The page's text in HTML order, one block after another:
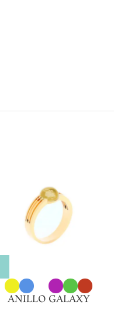
ANILLO GALAXY